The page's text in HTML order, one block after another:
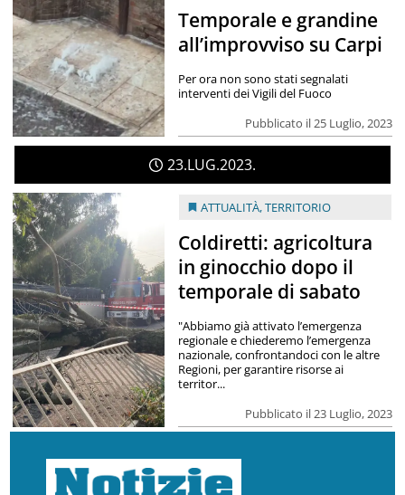
Temporale e grandine
all’improvviso su Carpi
Pubblicato il 25 Luglio, 2023
Per ora non sono stati segnalati
interventi dei Vigili del Fuoco
23 LUG 2023
ATTUALITÀ,TERRITORIO
Coldiretti: agricoltura
in ginocchio dopo il
temporale di sabato
Pubblicato il 23 Luglio, 2023
"Abbiamo già attivato l’emergenza
regionale e chiederemo l’emergenza
nazionale, confrontandoci con le altre
Regioni, per garantire risorse ai
territor...